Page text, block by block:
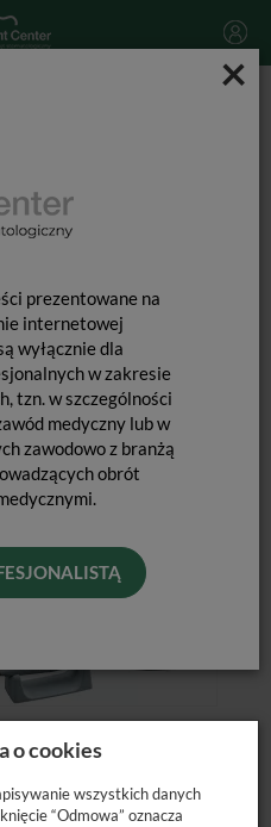
×
prezentowane na
internetowej
wyłącznie dla
w zakresie
tzn. w szczególności
medyczny lub w
zawodowo z branżą
obrót
zł
o cookies
wszystkich danych
“Odmowa” oznacza